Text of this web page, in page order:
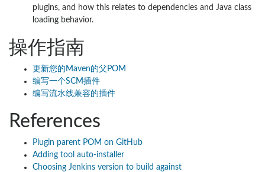
plugins, and how this relates to dependencies and Java class
loading behavior.
操作指南
更新您的Maven的父POM
编写一个SCM插件
编写流水线兼容的插件
References
Plugin parent POM on GitHub
Adding tool auto-installer
Choosing Jenkins version to build against